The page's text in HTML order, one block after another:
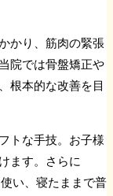
かり、筋肉の緊張
院では骨盤矯正や
根本的な改善を目
トな手技。お子様
ます。さらに
い、寝たままで普